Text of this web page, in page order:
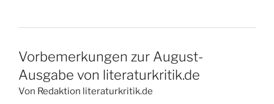
Vorbemerkungen zur August-
Ausgabe von literaturkritik.de
Von Redaktion literaturkritik.de